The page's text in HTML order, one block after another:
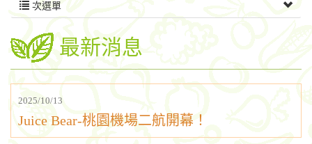
次選單
最新消息
2025/10/13
Juice Bear-桃園機場二航開幕！